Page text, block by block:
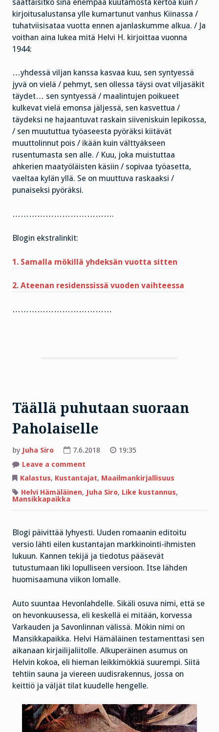
saattaisitko sinä enempää kuutamosta kertoa kuin /
kirjoitusalustansa ylle kumartunut vanhus Kiinassa /
tuhatviisisataa vuotta ennen ajanlaskumme alkua. / Ja
voithan aina lukea mitä Helvi H. kirjoittaa vuonna
1944:
…yhdessä viljan kanssa kasvaa kuu, sen syntyessä
jyvä on vielä / pehmyt, sen ollessa täysi ovat viljasäkit
täydet… sen syntyessä / maalintujen poikueet
kulkevat vielä emonsa jäljessä, sen kasvettua /
täydeksi ne hajaantuvat raskain siiveniskuin lepikossa,
/ sen muututtua työaseesta pyöräksi kiitävät
muuttolinnut pois / ikään kuin välttyäkseen
rusentumasta sen alle. / Kuu, joka muistuttaa
ahkerien maatyöläisten käsiin / sopivaa työasetta,
vaeltaa kylän yllä. Se on muuttuva raskaaksi /
punaiseksi pyöräksi.
……………………………….
Blogin ekstralinkit:
1. Samalla mökillä yhdeksän vuotta sitten
2. Ateenan residenssissä vuoden vaihteessa
………………………………
Täällä puhutaan suoraan
Paholaiselle
by Juha Siro 7.6.2018
19:35
Leave a comment
puhutaan
suoraan
Paholaiselle
Kalastus, Kustantajat, Maailmankirjallisuus
Helvi Hämäläinen, Juha Siro, Like kustannus,
Mansikkapaikka
Blogi päivittää lyhyesti. Uuden romaanin editoitu
versio lähti eilen kustantajan markkinointi-ihmisten
lukuun. Kannen tekijä ja tiedotus pääsevät
tutustumaan liki lopulliseen versioon. Itse lähden
huomisaamuna viikon lomalle.
Auto suuntaa Hevonlahdelle. Sikäli osuva nimi, että se
on hevonkuusessa, eli keskellä ei mitään, korvessa
Varkauden ja Savonlinnan välissä. Mökin nimi on
Mansikkapaikka. Helvi Hämäläinen testamenttasi sen
aikanaan kirjailijaliitolle. Alkuperäinen asumus on
Helvin kokoa, eli hieman leikkimökkiä suurempi. Siitä
tehtiin sauna ja viereen uudisrakennus, jossa on
keittiö ja väljät tilat kuudelle hengelle.